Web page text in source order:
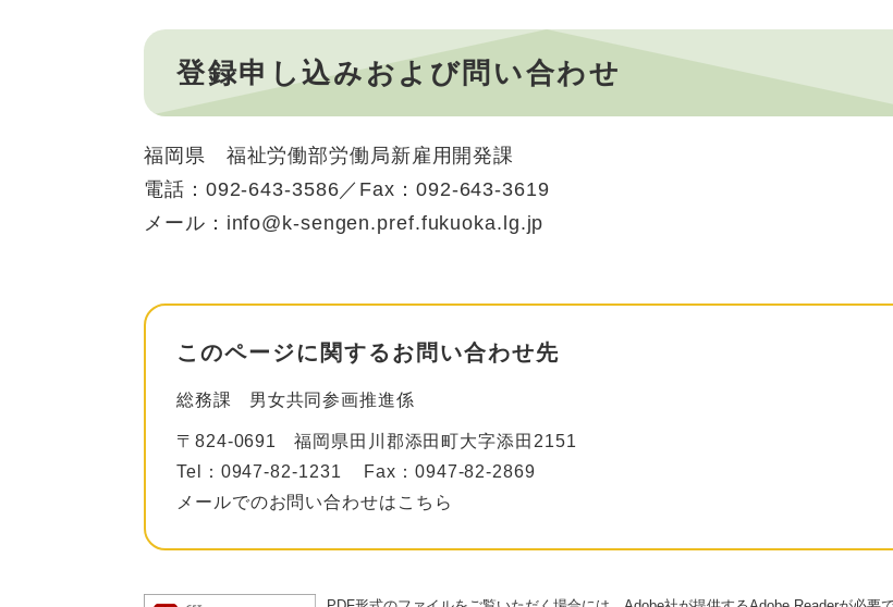
登録申し込みおよび問い合わせ
福岡県 福祉労働部労働局新雇用開発課
電話：092-643-3586／Fax：092-643-3619
メール：info@k-sengen.pref.fukuoka.lg.jp
このページに関するお問い合わせ先
総務課 男女共同参画推進係
〒824-0691
福岡県田川郡添田町大字添田2151
Tel：0947-82-1231
Fax：0947-82-2869
メールでのお問い合わせはこちら